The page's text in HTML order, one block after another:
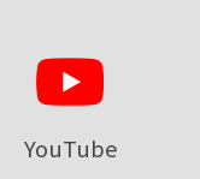
YouTube